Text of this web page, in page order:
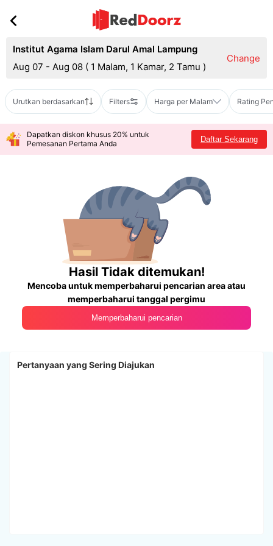
Institut Agama Islam Darul Amal Lampung
Aug 07 - Aug 08 ( 1 Malam, 1 Kamar, 2 Tamu )
Change
Urutkan berdasarkan Filters Harga per Malam Rating
Dapatkan diskon khusus 20% untuk
Pemesanan Pertama Anda
Daftar Sekarang
Hasil Tidak ditemukan!
Mencoba untuk memperbaharui pencarian area atau
memperbaharui tanggal pergimu
Memperbaharui pencarian
Pertanyaan yang Sering Diajukan